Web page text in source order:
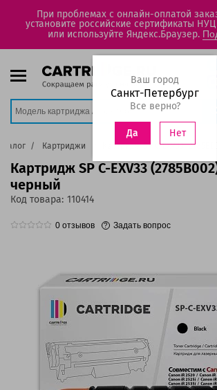
При проблемах с онлайн-оплатой
установите российские сертификаты
или используйте Яндекс.Браузер.
Ваш город
Санкт-Петербург
Все верно?
Да Нет
Картриджи Картридж SP C-EXV33
Картридж SP C-EXV33
черный
Код товара: 110414
0 отзывов Задать вопрос